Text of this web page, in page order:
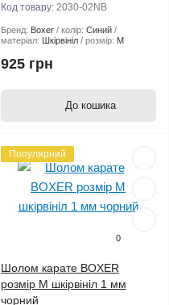
Код товару: 2030-02NB
Бренд: Boxer колір: Синий
матеріал: Шкірвініл розмір: М
925 грн
До кошика
Популярний
0
Шолом карате BOXER
розмір M шкірвініл 1 мм
чорний